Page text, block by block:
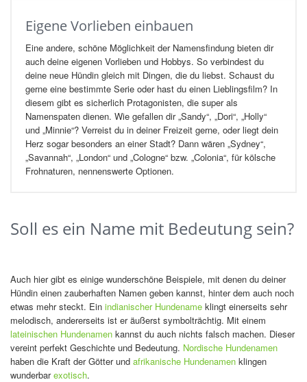
Eigene Vorlieben einbauen
Eine andere, schöne Möglichkeit der Namensfindung bieten dir
auch deine eigenen Vorlieben und Hobbys. So verbindest du
deine neue Hündin gleich mit Dingen, die du liebst. Schaust du
gerne eine bestimmte Serie oder hast du einen Lieblingsfilm? In
diesem gibt es sicherlich Protagonisten, die super als
Namenspaten dienen. Wie gefallen dir „Sandy“, „Dori“, „Holly“
und „Minnie“? Verreist du in deiner Freizeit gerne, oder liegt dein
Herz sogar besonders an einer Stadt? Dann wären „Sydney“,
„Savannah“, „London“ und „Cologne“ bzw. „Colonia“, für kölsche
Frohnaturen, nennenswerte Optionen.
Soll es ein Name mit Bedeutung sein?
Auch hier gibt es einige wunderschöne Beispiele, mit denen du deiner
Hündin einen zauberhaften Namen geben kannst, hinter dem auch noch
etwas mehr steckt. Ein indianischer Hundename klingt einerseits sehr
melodisch, andererseits ist er äußerst symbolträchtig. Mit einem
lateinischen Hundenamen kannst du auch nichts falsch machen. Dieser
vereint perfekt Geschichte und Bedeutung. Nordische Hundenamen
haben die Kraft der Götter und afrikanische Hundenamen klingen
wunderbarexotisch.